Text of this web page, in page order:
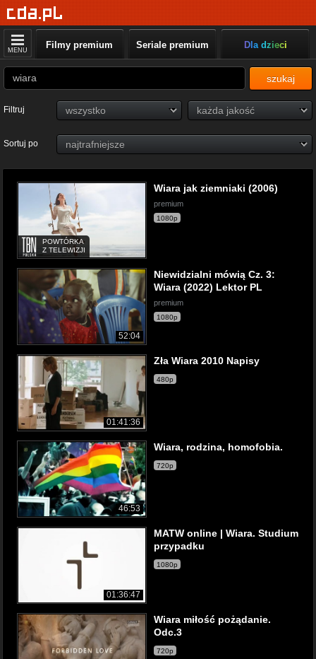
MENU Filmy premium Seriale premium Dla dzieci
szukaj
Filtruj
Sortuj po
POWTÓRKA
Z TELEWIZJI
Wiara jak ziemniaki (2006)
premium
1080p
52:04
Niewidzialni mówią Cz. 3:
Wiara (2022) Lektor PL
premium
1080p
01:41:36
Zła Wiara 2010 Napisy
480p
46:53
Wiara, rodzina, homofobia.
720p
01:36:47
MATW online | Wiara. Studium
przypadku
1080p
Wiara miłość pożądanie.
Odc.3
720p